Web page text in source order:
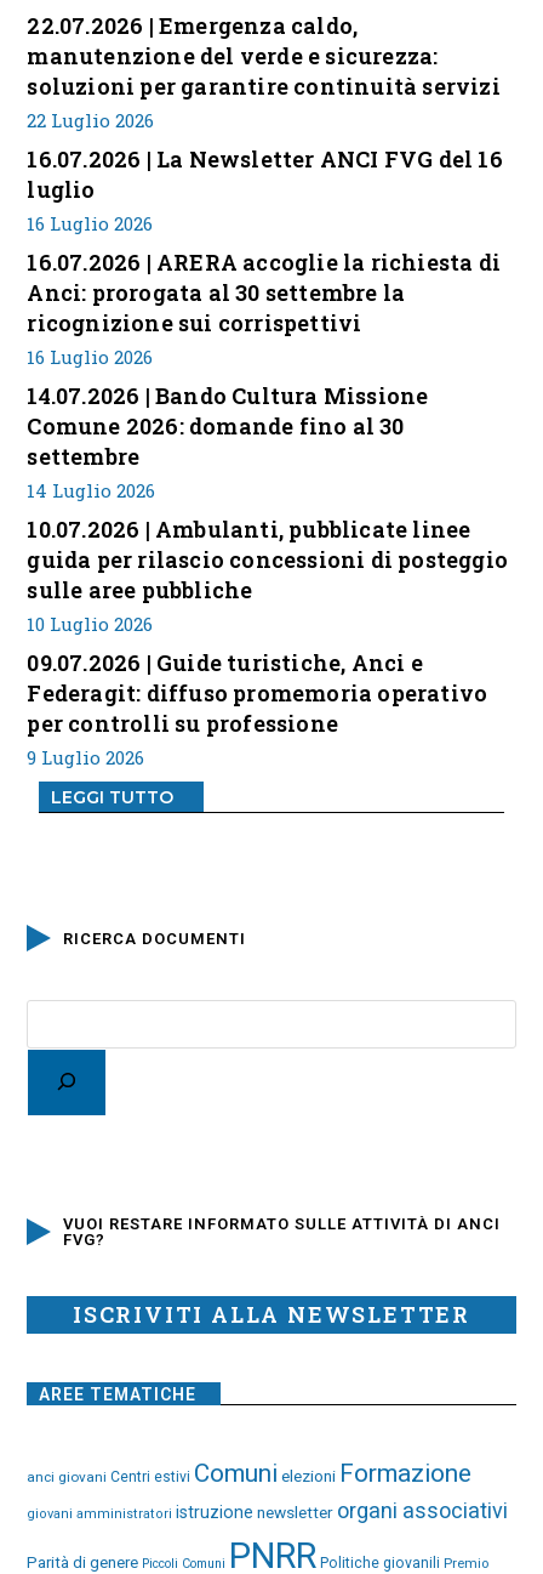
22.07.2026 | Emergenza caldo,
manutenzione del verde e sicurezza:
soluzioni per garantire continuità servizi
22 Luglio 2026
16.07.2026 | La Newsletter ANCI FVG del 16
luglio
16 Luglio 2026
16.07.2026 | ARERA accoglie la richiesta di
Anci: prorogata al 30 settembre la
ricognizione sui corrispettivi
16 Luglio 2026
14.07.2026 | Bando Cultura Missione
Comune 2026: domande fino al 30
settembre
14 Luglio 2026
10.07.2026 | Ambulanti, pubblicate linee
guida per rilascio concessioni di posteggio
sulle aree pubbliche
10 Luglio 2026
09.07.2026 | Guide turistiche, Anci e
Federagit: diffuso promemoria operativo
per controlli su professione
9 Luglio 2026
LEGGI TUTTO
RICERCA DOCUMENTI
VUOI RESTARE INFORMATO SULLE ATTIVITÀ DI ANCI
FVG?
ISCRIVITI ALLA NEWSLETTER
AREE TEMATICHE
anci giovani Centri estivi Comuni elezioni Formazione
giovani amministratori istruzione newsletter organi associativi
Parità di genere Piccoli Comuni PNRR Politiche giovanili Premio